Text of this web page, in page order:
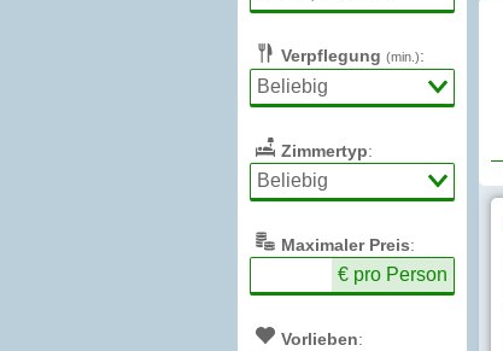
Verpflegung (min.):
Zimmertyp:
Maximaler Preis:
€ pro Person
Vorlieben: